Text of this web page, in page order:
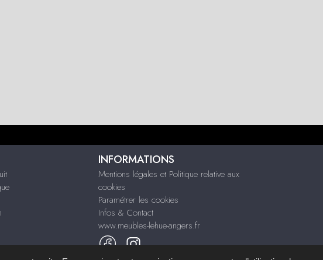
INFORMATIONS
Mentions légales et Politique relative aux
cookies
Paramétrer les cookies
Infos & Contact
www.meubles-lehue-angers.fr